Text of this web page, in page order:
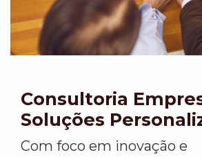
Consultoria
Soluções
Com foco em inovação e